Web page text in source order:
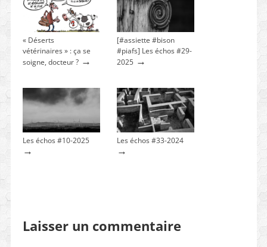
« Déserts
vétérinaires » : ça se
soigne, docteur ?→
[#assiette #bison
#piafs] Les échos #29-
2025→
Les échos #10-2025
→
Les échos #33-2024
→
Laisser un commentaire